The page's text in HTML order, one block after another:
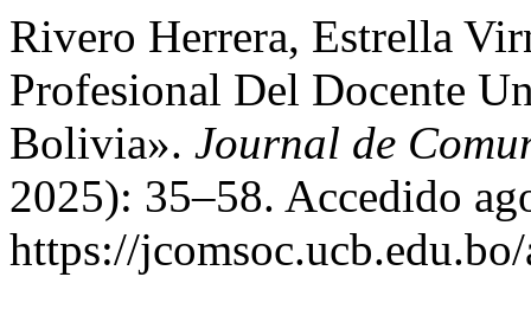
Rivero Herrera, Estrella
Profesional Del Docente
Bolivia». Journal de
2025): 35–58. Accedido
https://